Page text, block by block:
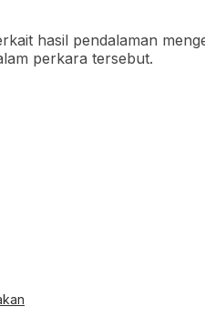
hasil pendalaman
perkara tersebut.